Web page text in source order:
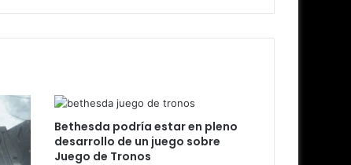
Bethesda podría estar en pleno
desarrollo de un juego sobre
Juego de Tronos